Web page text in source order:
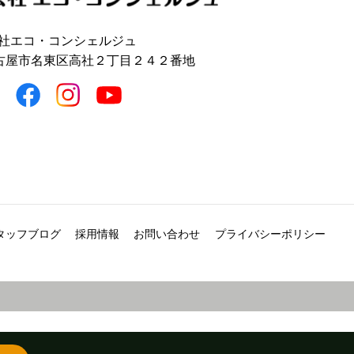
エコ・コンシェルジュ
市名東区高社２丁目２４２番地
ッフブログ 採用情報 お問い合わせ プライバシーポリシー